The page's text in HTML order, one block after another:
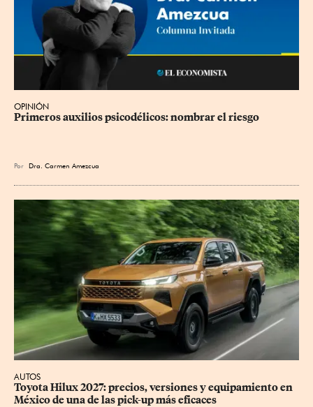
OPINIÓN
Primeros auxilios psicodélicos: nombrar el riesgo
Por Dra. Carmen Amezcua
AUTOS
Toyota Hilux 2027: precios, versiones y equipamiento en
México de una de las pick-up más eficaces